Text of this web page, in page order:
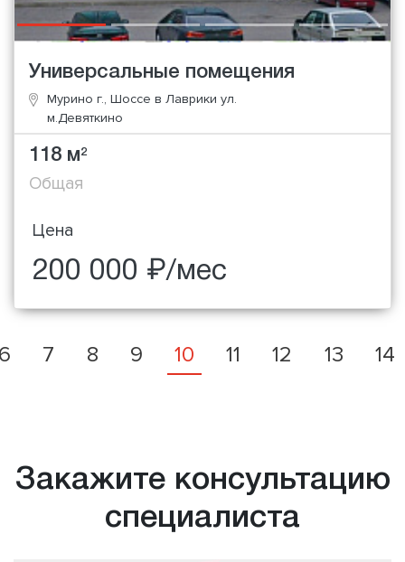
Универсальные помещения
Мурино г., Шоссе в Лаврики ул.
м.Девяткино
118 м2
Общая
Цена
200 000 ₽/мес
7 8 9 10 11 12 13 14
Закажите консультацию
специалиста